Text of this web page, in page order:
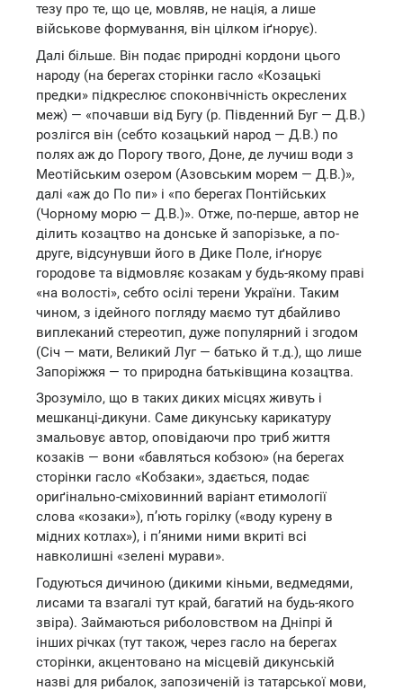
тезу про те, що це, мовляв, не нація, а лише
військове формування, він цілком іґнорує).
Далі більше. Він подає природні кордони цього
народу (на берегах сторінки гасло «Козацькі
предки» підкреслює споконвічність окреслених
меж) — «почавши від Бугу (р. Південний Буг — Д.В.)
розлігся він (себто козацький народ — Д.В.) по
полях аж до Порогу твого, Доне, де лучиш води з
Меотійським озером (Азовським морем — Д.В.)»,
далі «аж до По пи» і «по берегах Понтійських
(Чорному морю — Д.В.)». Отже, по-перше, автор не
ділить козацтво на донське й запорізьке, а по-
друге, відсунувши його в Дике Поле, іґнорує
городове та відмовляє козакам у будь-якому праві
«на волості», себто осілі терени України. Таким
чином, з ідейного погляду маємо тут дбайливо
виплеканий стереотип, дуже популярний і згодом
(Січ — мати, Великий Луг — батько й т.д.), що лише
Запоріжжя — то природна батьківщина козацтва.
Зрозуміло, що в таких диких місцях живуть і
мешканці-дикуни. Саме дикунську карикатуру
змальовує автор, оповідаючи про триб життя
козаків — вони «бавляться кобзою» (на берегах
сторінки гасло «Кобзаки», здається, подає
ориґінально-сміховинний варіант етимології
слова «козаки»), п’ють горілку («воду курену в
мідних котлах»), і п’яними ними вкриті всі
навколишні «зелені мурави».
Годуються дичиною (дикими кіньми, ведмедями,
лисами та взагалі тут край, багатий на будь-якого
звіра). Займаються риболовством на Дніпрі й
інших річках (тут також, через гасло на берегах
сторінки, акцентовано на місцевій дикунській
назві для рибалок, запозиченій із татарської мови,